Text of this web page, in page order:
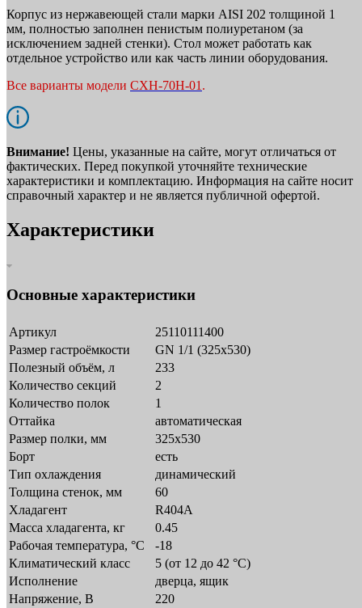
Корпус из нержавеющей стали марки AISI 202 толщиной 1
мм, полностью заполнен пенистым полиуретаном (за
исключением задней стенки). Стол может работать как
отдельное устройство или как часть линии оборудования.
Все варианты модели СХН-70Н-01 .
Внимание! Цены, указанные на сайте, могут отличаться от
фактических. Перед покупкой уточняйте технические
характеристики и комплектацию. Информация на сайте носит
справочный характер и не является публичной офертой.
Характеристики
Основные характеристики
Артикул
25110111400
Размер гастроёмкости
GN 1/1 (325х530)
Полезный объём, л
233
Количество секций
2
Количество полок
1
Оттайка
автоматическая
Размер полки, мм
325х530
Борт
есть
Тип охлаждения
динамический
Толщина стенок, мм
60
Хладагент
R404A
Масса хладагента, кг
0.45
Рабочая температура, °C
-18
Климатический класс
5 (от 12 до 42 °C)
Исполнение
дверца, ящик
Напряжение, В
220